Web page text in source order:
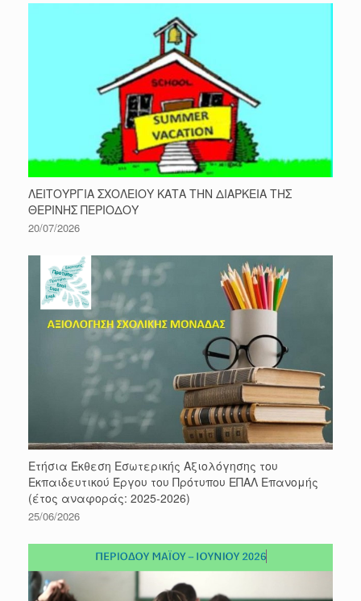
ΛΕΙΤΟΥΡΓΙΑ ΣΧΟΛΕΙΟΥ ΚΑΤΑ ΤΗΝ ΔΙΑΡΚΕΙΑ ΤΗΣ
ΘΕΡΙΝΗΣ ΠΕΡΙΟΔΟΥ
20/07/2026
Ετήσια Έκθεση Εσωτερικής Αξιολόγησης του
Εκπαιδευτικού Έργου του Πρότυπου ΕΠΑΛ Επανομής
(έτος αναφοράς: 2025-2026)
25/06/2026